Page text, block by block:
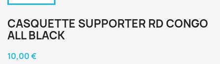
CASQUETTE SUPPORTER RD CONGO
ALL BLACK
10,00 €